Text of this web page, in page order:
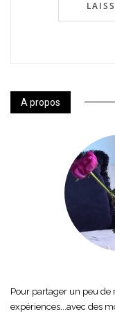
A propos
Pour partager un peu de
expériences...avec des